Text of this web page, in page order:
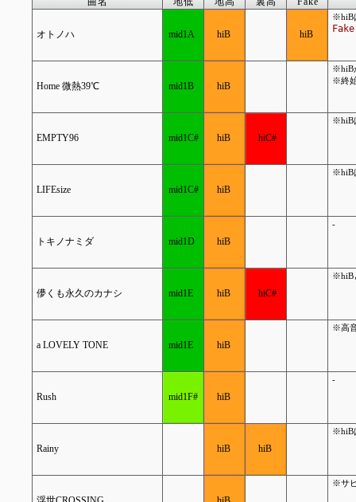
オトノハ mid1A hiB hiB
※hiB
Home 微熱39℃ mid1B hiB
※hiB
※終
EMPTY96 mid1C# hiB hiC#
※hiB
LIFEsize mid1C# hiB
※hiB
トキノナミダ mid1D hiB
-
儚くも永久のカナシ mid1E hiB hiC#
※hiB
a LOVELY TONE mid1E hiB
※高
Rush mid1F# hiB
-
Rainy hiB hiB
※hiB
※サ